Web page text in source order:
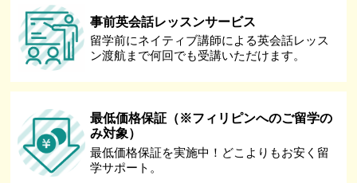
事前英会話レッスンサービス
留学前にネイティブ講師による英会話レッス
ン渡航まで何回でも受講いただけます。
最低価格保証（※フィリピンへのご留学の
み対象）
最低価格保証を実施中！どこよりもお安く留
学サポート。